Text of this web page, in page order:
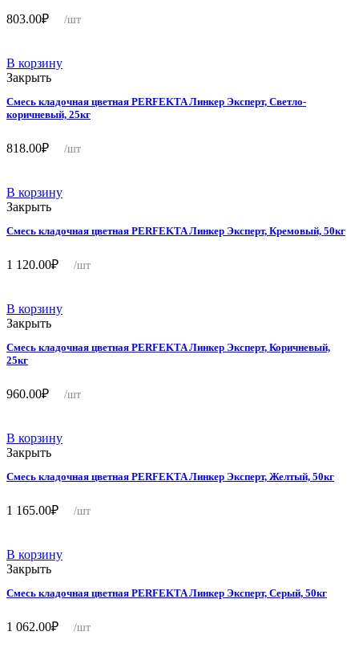
803.00₽ /шт
В корзину
Закрыть
Смесь кладочная цветная PERFEKTA Линкер Эксперт, Светло-
коричневый, 25кг
818.00₽ /шт
В корзину
Закрыть
Смесь кладочная цветная PERFEKTA Линкер Эксперт, Кремовый, 50кг
1 120.00₽ /шт
В корзину
Закрыть
Смесь кладочная цветная PERFEKTA Линкер Эксперт, Коричневый,
25кг
960.00₽ /шт
В корзину
Закрыть
Смесь кладочная цветная PERFEKTA Линкер Эксперт, Желтый, 50кг
1 165.00₽ /шт
В корзину
Закрыть
Смесь кладочная цветная PERFEKTA Линкер Эксперт, Серый, 50кг
1 062.00₽ /шт